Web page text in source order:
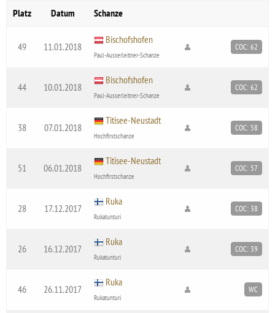
Platz Datum Schanze
49 11.01.2018
Bischofshofen
Paul-Ausserleitner-Schanze
COC: 62
44 10.01.2018
Bischofshofen
Paul-Ausserleitner-Schanze
COC: 62
38 07.01.2018
Titisee-Neustadt
Hochfirstschanze
COC: 58
51 06.01.2018
Titisee-Neustadt
Hochfirstschanze
COC: 57
28 17.12.2017
Ruka
Rukatunturi
COC: 38
26 16.12.2017
Ruka
Rukatunturi
COC: 39
46 26.11.2017
Ruka
Rukatunturi
WC